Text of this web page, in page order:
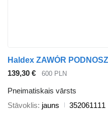
139,30 € 600 PLN
Pneimatiskais vārsts
Stāvoklis jauns
352061111